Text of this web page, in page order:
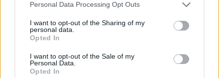
rechazar tal procesamiento. Puede cambiar sus preferencias
a este sitio y haciendo clic en el botón "Privacidad" en la
parte inferior de la página web.
Please note that this website/app uses one or more Google
services and may gather and store information including but
not limited to your visit or usage behaviour. You may click to
Personal Data Processing Opt Outs
I want to opt-out of the Sharing of my
personal data.
Opted In
I want to opt-out of the Sale of my
Personal Data.
Opted In